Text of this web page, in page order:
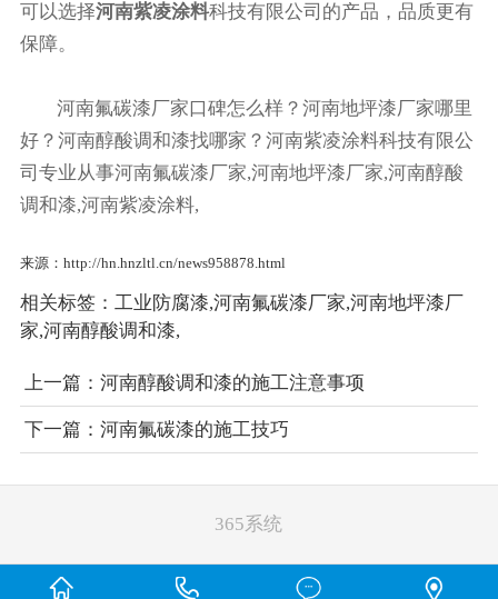
可以选择河南紫凌涂料科技有限公司的产品，品质更有
保障。
河南氟碳漆厂家口碑怎么样？河南地坪漆厂家哪里
好？河南醇酸调和漆找哪家？河南紫凌涂料科技有限公
司专业从事河南氟碳漆厂家,河南地坪漆厂家,河南醇酸
调和漆,河南紫凌涂料,
来源：http://hn.hnzltl.cn/news958878.html
相关标签： 工业防腐漆,河南氟碳漆厂家,河南地坪漆厂
家,河南醇酸调和漆,
上一篇： 河南醇酸调和漆的施工注意事项
下一篇： 河南氟碳漆的施工技巧
365系统